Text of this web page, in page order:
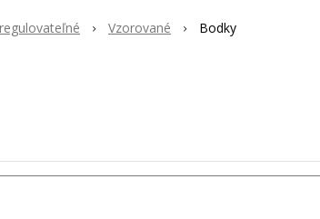
Vzorované Bodky